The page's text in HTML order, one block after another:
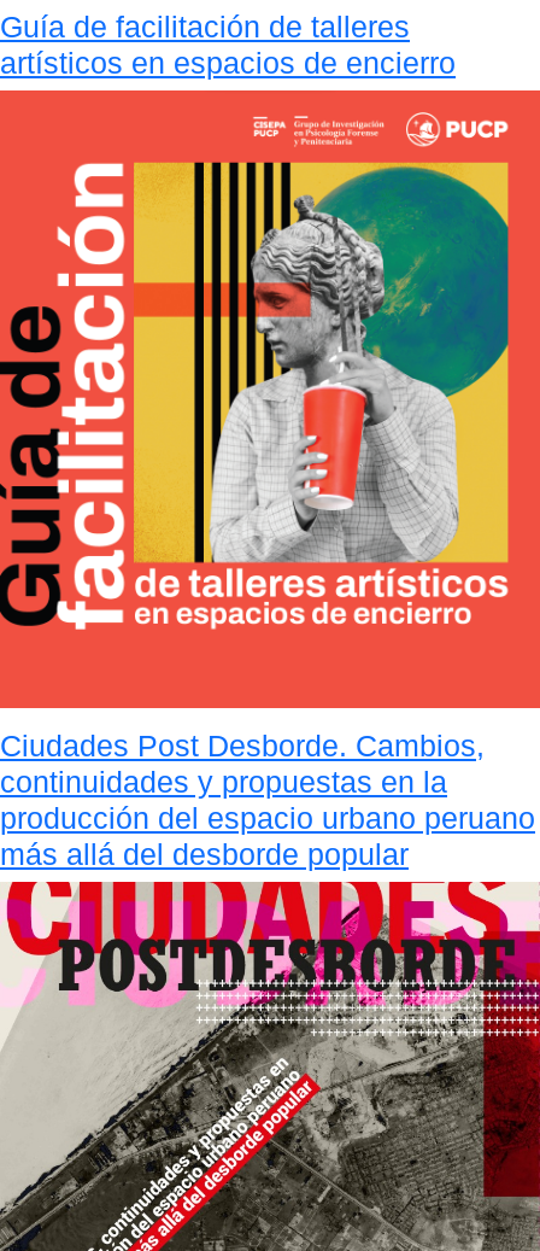
Guía de facilitación de talleres
artísticos en espacios de encierro
Ciudades Post Desborde. Cambios,
continuidades y propuestas en la
producción del espacio urbano peruano
más allá del desborde popular